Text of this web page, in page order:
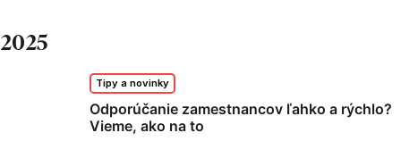
2025
Tipy a novinky
Odporúčanie zamestnancov ľahko a rýchlo?
Vieme, ako na to